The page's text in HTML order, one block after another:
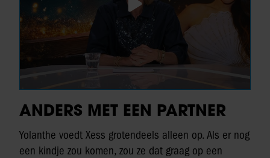
ANDERS MET EEN PARTNER
Yolanthe voedt Xess grotendeels alleen op. Als er nog
een kindje zou komen, zou ze dat graag op een